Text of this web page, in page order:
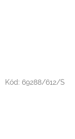
Kód: 69288/612/S